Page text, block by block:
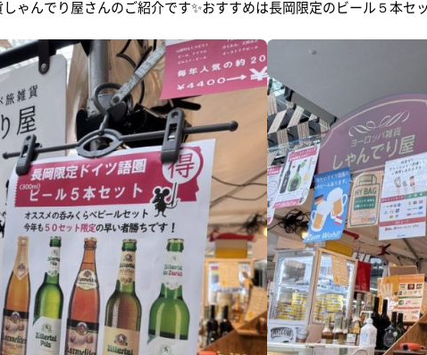
しゃんでり屋さんのご紹介です✨おすすめは長岡限定のビール５本セ